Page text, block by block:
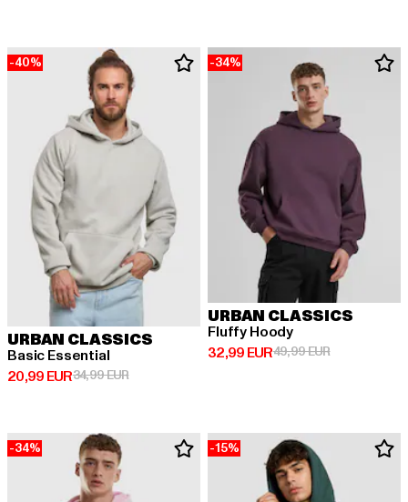
-40%
URBAN CLASSICS
Basic Essential
20,99 EUR
Derzeitiger Preis: 20,99 EUR
34,99 EURAktionspreis: 34,99 EUR
-34%
URBAN CLASSICS
Fluffy Hoody
32,99 EUR
Derzeitiger Preis: 32,99 EUR
49,99 EURAktionspreis:
-34% -15%